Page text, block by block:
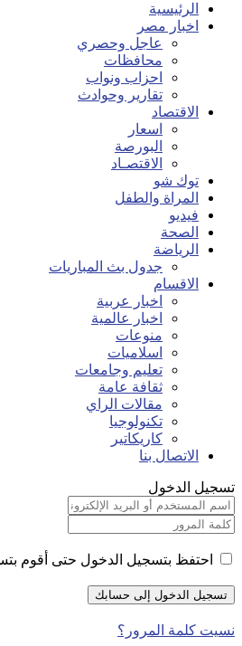
الرئيسية
اخبار مصر
عاجل وحصري
محافظات
احزاب ونواب
تقارير وحوادث
الاقتصاد
اسعار
البورصة
الاقتصـاد
توك شو
المراة والطفل
فيديو
الصحة
الرياضة
جدول بث المباريات
الاقسام
اخبار عربية
اخبار عالمية
منوعات
اسلاميات
تعليم وجامعات
ثقافة عامة
مقالات الراي
تكنولوجيا
كاريكاتير
الاتصال بنا
تسجيل الدخول
احتفظ بتسجيل الدخول حتى أقوم
نسيت كلمة المرور؟